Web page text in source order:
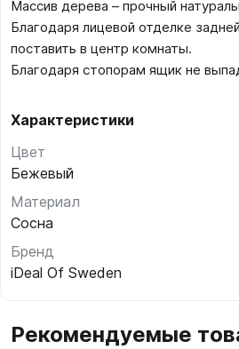
Массив дерева – прочный
Благодаря лицевой отделке
поставить в центр комнаты.
Благодаря стопорам ящик не
Характеристики
Цвет
Бежевый
Материал
Сосна
Бренд
iDeal Of Sweden
Рекомендуемые